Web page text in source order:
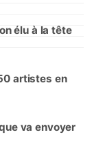
élu à la tête
artistes en
va envoyer